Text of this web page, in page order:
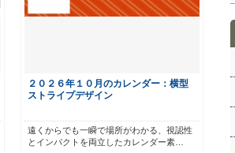
２０２６年１０月のカレンダー：横型
ストライプデザイン
遠くからでも一瞬で場所がわかる、視認性
とインパクトを両立したカレンダー素…